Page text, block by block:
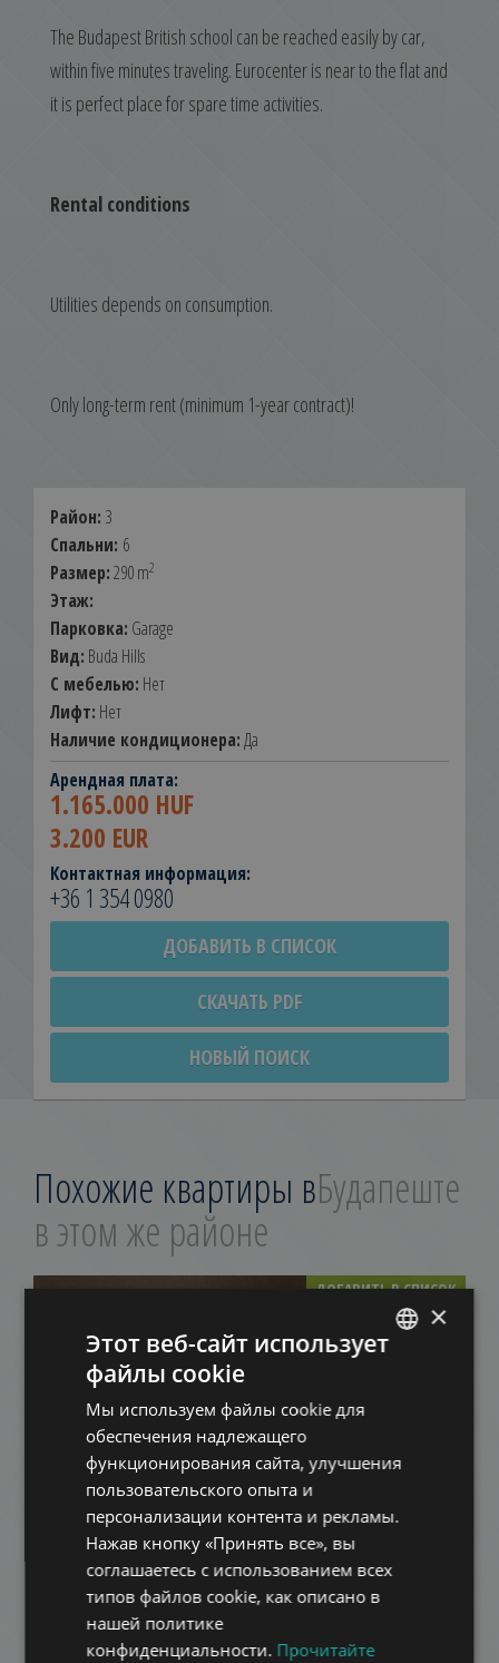
The Budapest British school can be reached easily by car,
within five minutes traveling. Eurocenter is near to the flat and
it is perfect place for spare time activities.
Rental conditions
Utilities depends on consumption.
Only long-term rent (minimum 1-year contract)!
Район: 3
Спальни: 6
Размер:290 m2
Этаж:
Парковка: Garage
Вид: Buda Hills
С мебелью: Нет
Лифт: Нет
Наличие кондиционера:Да
Арендная плата:
1.165.000 HUF
3.200 EUR
Контактная информация:
+36 1 354 0980
ДОБАВИТЬ В СПИСОК
СКАЧАТЬ PDF
НОВЫЙ ПОИСК
Похожие квартиры вБудапеште
в этом же районе
ДОБАВИТЬ В СПИСОК
FOLYONDÁR UTCA
Арендная плата:750.000 HUF
Район 3 • 2 Спальни • 82 m
HUNGARIAN
ITALIAN
SPANISH
RUSSIAN
×
Этот веб-сайт использует
файлы cookie
Мы используем файлы cookie для
обеспечения надлежащего
функционирования сайта, улучшения
пользовательского опыта и
персонализации контента и рекламы.
Нажав кнопку «Принять все», вы
соглашаетесь с использованием всех
типов файлов cookie, как описано в
нашей политике
конфиденциальности. Прочитайте